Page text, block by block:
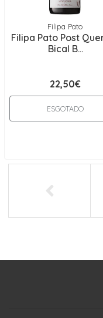
Filipa Pato
Filipa Pato Post
Bical B...
22,50€
ESGOTADO